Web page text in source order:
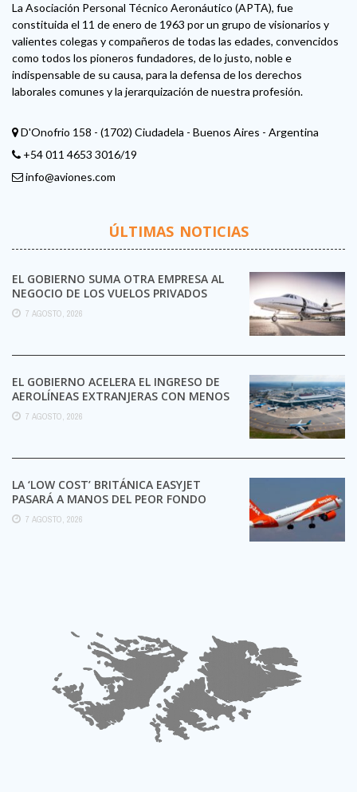
La Asociación Personal Técnico Aeronáutico (APTA), fue
constituida el 11 de enero de 1963 por un grupo de visionarios y
valientes colegas y compañeros de todas las edades, convencidos
como todos los pioneros fundadores, de lo justo, noble e
indispensable de su causa, para la defensa de los derechos
laborales comunes y la jerarquización de nuestra profesión.
D'Onofrio 158 - (1702) Ciudadela - Buenos Aires - Argentina
+54 011 4653 3016/19
info@aviones.com
ÚLTIMAS NOTICIAS
EL GOBIERNO SUMA OTRA EMPRESA AL
NEGOCIO DE LOS VUELOS PRIVADOS
7 AGOSTO, 2026
EL GOBIERNO ACELERA EL INGRESO DE
AEROLÍNEAS EXTRANJERAS CON MENOS
TRÁMITES
7 AGOSTO, 2026
LA ‘LOW COST’ BRITÁNICA EASYJET
PASARÁ A MANOS DEL PEOR FONDO
POSIBLE:
7 AGOSTO, 2026